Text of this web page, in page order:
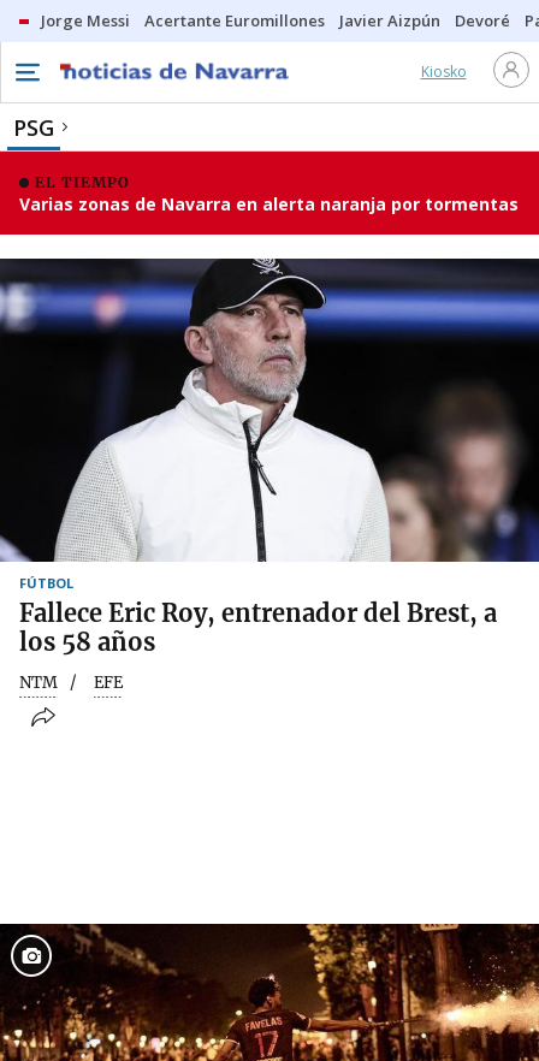
Jorge Messi Acertante Euromillones Javier Aizpún Devoré
Kiosko
PSG
EL TIEMPO
Varias zonas de Navarra en alerta naranja por tormentas
FÚTBOL
Fallece Eric Roy, entrenador del Brest, a
los 58 años
NTM EFE